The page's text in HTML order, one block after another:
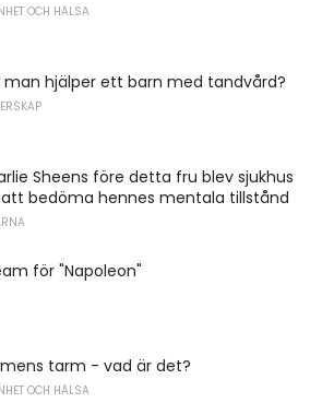
OCH HÄLSA
man hjälper ett barn med tandvård?
Sheens före detta fru blev sjukhus
bedöma hennes mentala tillstånd
för "Napoleon"
tarm - vad är det?
OCH HÄLSA